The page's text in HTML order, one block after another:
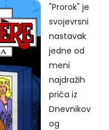
"Prorok" je
svojevrsni
nastavak
jedne od
meni
najdražih
priča iz
Dnevnikov
og